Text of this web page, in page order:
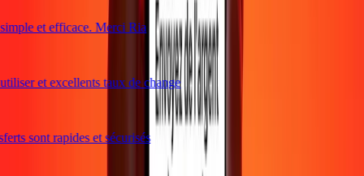
et efficace. Merci Ria
et excellents taux de change
sont rapides et sécurisés